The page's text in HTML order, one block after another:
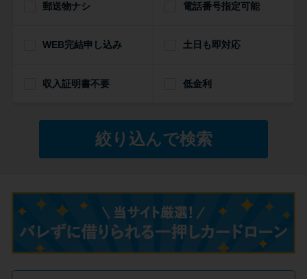
得した話
最速！最短40分で借りられるカ
特集ページ一覧
銀行カードローンを選ぶべき4つ
の理由
郵送物ナシ 電話番号指定可能
WEB完結申し込み 土日も即対応
収入証明書不要 低金利
絞り込んで検索